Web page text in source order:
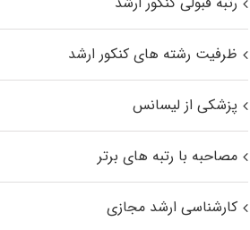
ظرفیت رشته های کنکور ارشد
پزشکی از لیسانس
مصاحبه با رتبه های برتر
کارشناسی ارشد مجازی